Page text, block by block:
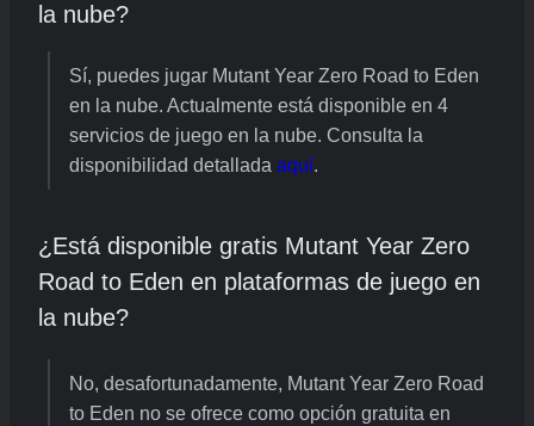
la nube?
Sí, puedes jugar Mutant Year Zero Road to Eden
en la nube. Actualmente está disponible en 4
servicios de juego en la nube. Consulta la
disponibilidad detallada aquí.
¿Está disponible gratis Mutant Year Zero
Road to Eden en plataformas de juego en
la nube?
No, desafortunadamente, Mutant Year Zero Road
to Eden no se ofrece como opción gratuita en